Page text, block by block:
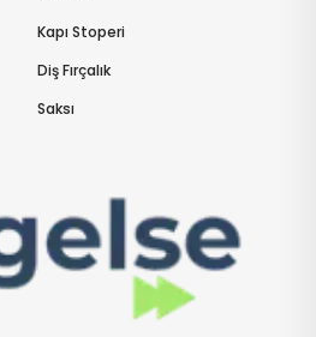
Kapı Stoperi
Diş Fırçalık
Saksı